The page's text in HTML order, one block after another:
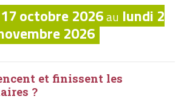
octobre 2026au lundi 2
2026
et finissent les
?